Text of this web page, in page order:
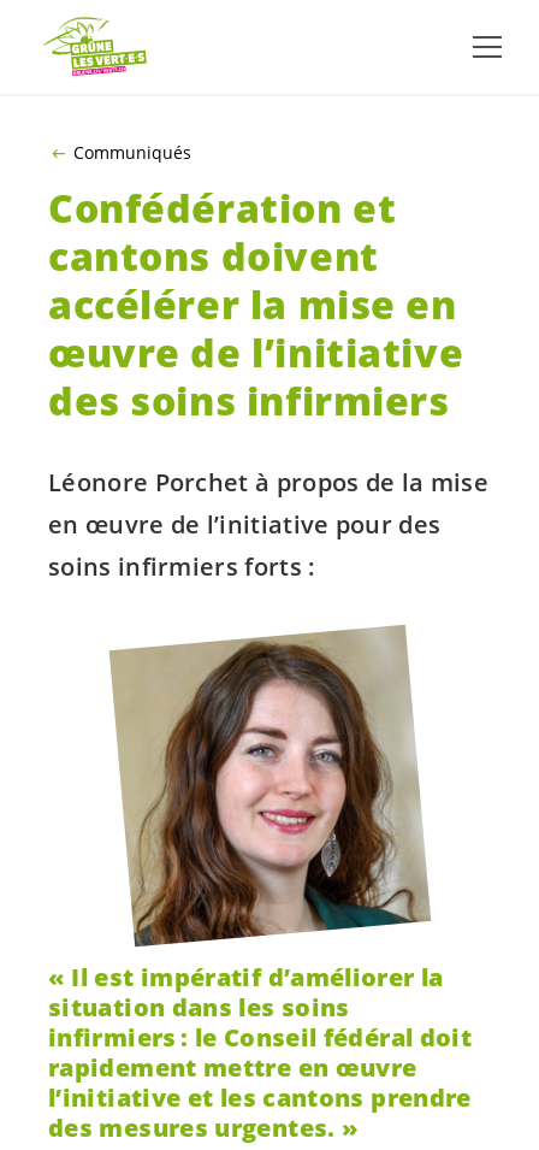
ALLER AU CONTENU PRINCIPAL
Communiqués
Confédération et
cantons doivent
accélérer la mise en
œuvre de l’initiative
des soins infirmiers
Léonore Porchet à propos de la mise
en œuvre de l’initiative pour des
soins infirmiers forts :
Il est impératif d’améliorer la
situation dans les soins
infirmiers : le Conseil fédéral doit
rapidement mettre en œuvre
l’initiative et les cantons prendre
des mesures urgentes.